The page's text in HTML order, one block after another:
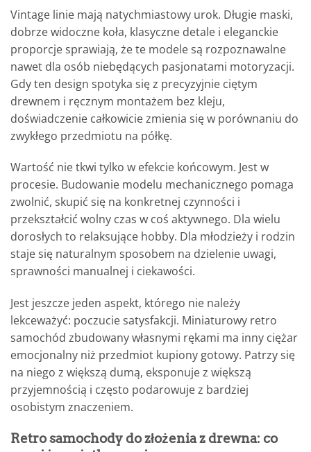
Vintage linie mają natychmiastowy urok. Długie maski,
dobrze widoczne koła, klasyczne detale i eleganckie
proporcje sprawiają, że te modele są rozpoznawalne
nawet dla osób niebędących pasjonatami motoryzacji.
Gdy ten design spotyka się z precyzyjnie ciętym
drewnem i ręcznym montażem bez kleju,
doświadczenie całkowicie zmienia się w porównaniu do
zwykłego przedmiotu na półkę.
Wartość nie tkwi tylko w efekcie końcowym. Jest w
procesie. Budowanie modelu mechanicznego pomaga
zwolnić, skupić się na konkretnej czynności i
przekształcić wolny czas w coś aktywnego. Dla wielu
dorosłych to relaksujące hobby. Dla młodzieży i rodzin
staje się naturalnym sposobem na dzielenie uwagi,
sprawności manualnej i ciekawości.
Jest jeszcze jeden aspekt, którego nie należy
lekceważyć: poczucie satysfakcji. Miniaturowy retro
samochód zbudowany własnymi rękami ma inny ciężar
emocjonalny niż przedmiot kupiony gotowy. Patrzy się
na niego z większą dumą, eksponuje z większą
przyjemnością i często podarowuje z bardziej
osobistym znaczeniem.
Retro samochody do złożenia z drewna: co